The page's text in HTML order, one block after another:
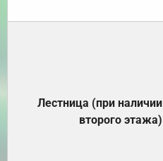
Лестница (при наличии
второго этажа)